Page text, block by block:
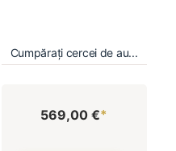
Cumpărați cercei de au...
569,00 €*